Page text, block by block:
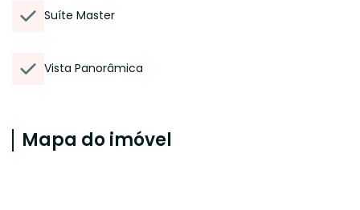
Suíte Master
Vista Panorâmica
Mapa do imóvel